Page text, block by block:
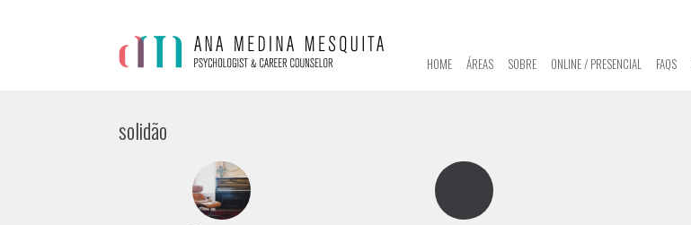
HOME ÁREAS SOBRE ONLINE / PRESENCIAL FAQS
solidão